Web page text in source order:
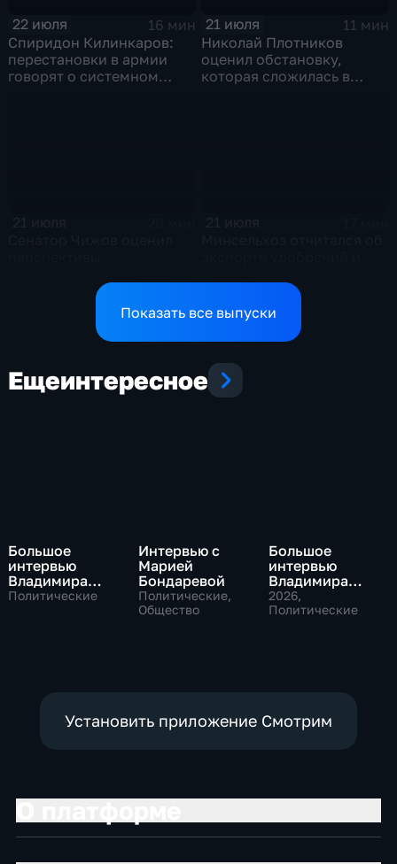
22 июля
16 мин
Спиридон Килинкаров:
перестановки в армии
говорят о системном
21 июля
11 мин
Николай Плотников
оценил обстановку,
которая сложилась в
конфликтов на Ближнем
Востоке и диалог с
аграриев топливом
Показать все выпуски
Ещеинтересное
Большое
интервью
Владимира
Путина Сергею
Политические
Интервью с
Марией
Бондаревой
Политические,
Общество
Большое
интервью
Владимира
Соловьева
Роджеру
2026,
Политические
Установить приложение Смотрим